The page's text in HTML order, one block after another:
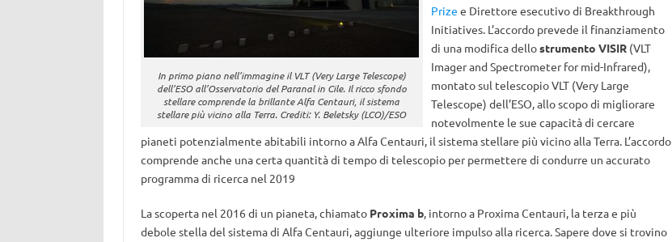
In primo piano nell’immagine il VLT (Very Large Telescope)
dell’ESO all’Osservatorio del Paranal in Cile. Il ricco sfondo
stellare comprende la brillante Alfa Centauri, il sistema
stellare più vicino alla Terra. Crediti: Y. Beletsky (LCO)/ESO
Prize e Direttore esecutivo di Breakthrough
Initiatives. L’accordo prevede il finanziamento
di una modifica dellostrumento VISIR(VLT
Imager and Spectrometer for mid-Infrared),
montato sul telescopio VLT (Very Large
Telescope) dell’ESO, allo scopo di migliorare
notevolmente le sue capacità di cercare
pianeti potenzialmente abitabili intorno a Alfa Centauri, il sistema stellare più vicino alla Terra. L’accordo
comprende anche una certa quantità di tempo di telescopio per permettere di condurre un accurato
programma di ricerca nel 2019
La scoperta nel 2016 di un pianeta, chiamato Proxima b, intorno a Proxima Centauri, la terza e più
debole stella del sistema di Alfa Centauri, aggiunge ulteriore impulso alla ricerca. Sapere dove si trovino